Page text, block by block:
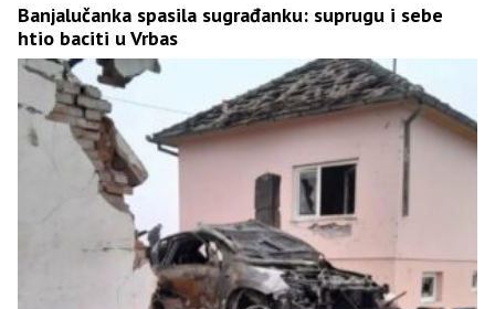
Banjalučanka spasila sugrađanku: suprugu i sebe
htio baciti u Vrbas